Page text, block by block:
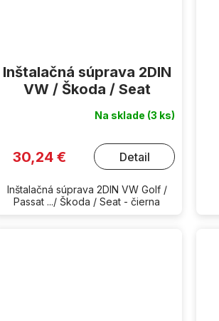
Inštalačná súprava 2DIN
VW / Škoda / Seat
Na sklade (3 ks)
30,24 € Detail
Inštalačná súprava 2DIN VW Golf /
Passat .../ Škoda / Seat - čierna